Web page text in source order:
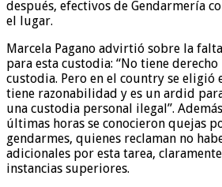
después, efectivos de Gendarmería
el lugar.
Marcela Pagano advirtió sobre la
para esta custodia: “No tiene
custodia. Pero en el country se eligió
tiene razonabilidad y es un ardid
una custodia personal ilegal”.
últimas horas se conocieron quejas
gendarmes, quienes reclaman no
adicionales por esta tarea,
instancias superiores.